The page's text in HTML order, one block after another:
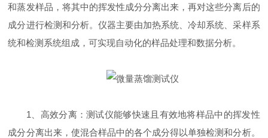
和蒸发样品，将其中的挥发性成分分离出来，再对这些分离后的
成分进行检测和分析。仪器主要由加热系统、冷却系统、采样系
统和检测系统组成，可实现自动化的样品处理和数据分析。
1、高效分离：测试仪能够快速且有效地将样品中的挥发性
成分分离出来，使混合样品中的各个成分得以单独检测和分析。